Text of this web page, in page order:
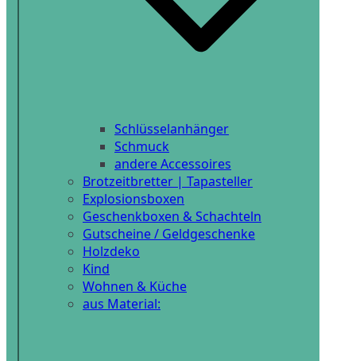
Schlüsselanhänger
Schmuck
andere Accessoires
Brotzeitbretter | Tapasteller
Explosionsboxen
Geschenkboxen & Schachteln
Gutscheine / Geldgeschenke
Holzdeko
Kind
Wohnen & Küche
aus Material: